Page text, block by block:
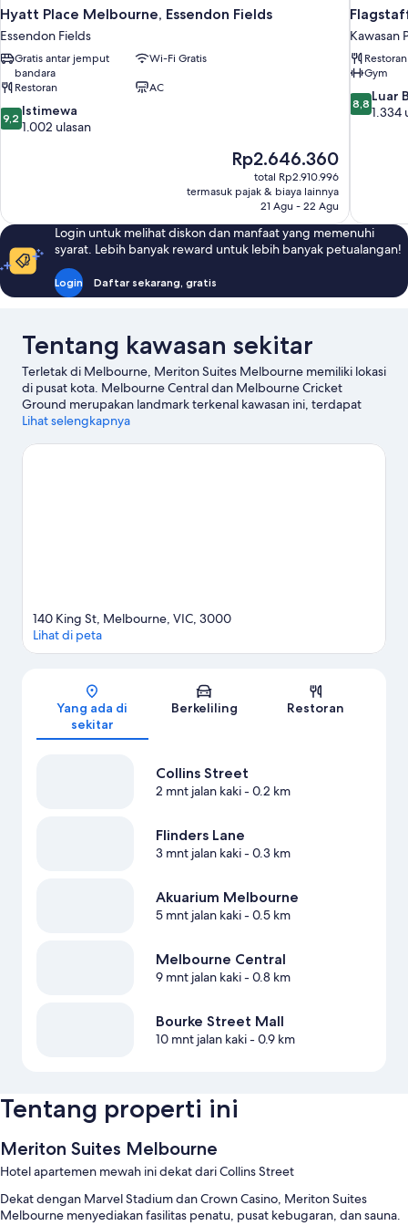
Hyatt Place Melbourne, Essendon Fields
Essendon Fields
Gratis antar jemput
bandara
Wi-Fi Gratis
Restoran
AC
9.2
dari
9,2 Istimewa
1.002 ulasan
Harga
sekarang
Rp2.646.360
Rp2.646.360
total Rp2.910.996
termasuk pajak & biaya lainnya
21 Agu - 22 Agu
Kawasan
Restoran
Gym
8.8
dari
8,8 Luar
1.334
Login untuk melihat diskon dan manfaat yang memenuhi
syarat. Lebih banyak reward untuk lebih banyak petualangan!
Login Daftar sekarang, gratis
Tentang kawasan sekitar
Terletak di Melbourne, Meriton Suites Melbourne memiliki lokasi
di pusat kota. Melbourne Central dan Melbourne Cricket
Ground merupakan landmark terkenal kawasan ini, terdapat
pula Collins Street serta Queen Victoria Market bagi
kegiatan atau permainan? Coba periksa Marvel Stadium atau
Lihat selengkapnya
Peta
140 King St, Melbourne, VIC, 3000
Lihat di peta
Yang ada di
sekitar
Berkeliling Restoran
Collins Street
2 mnt jalan kaki- 0.2 km
Flinders Lane
3 mnt jalan kaki- 0.3 km
Akuarium Melbourne
5 mnt jalan kaki- 0.5 km
Melbourne Central
9 mnt jalan kaki- 0.8 km
Bourke Street Mall
10 mnt jalan kaki- 0.9 km
Tentang properti ini
Meriton Suites Melbourne
Hotel apartemen mewah ini dekat dari Collins Street
Dekat dengan Marvel Stadium dan Crown Casino, Meriton Suites
Melbourne menyediakan fasilitas penatu, pusat kebugaran, dan sauna.